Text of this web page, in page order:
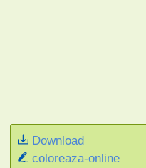
Download
coloreaza-online